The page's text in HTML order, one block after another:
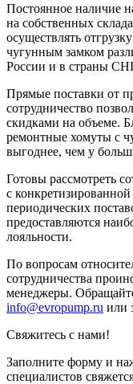
Постоянное наличие
на собственных
осуществлять
чугунным замком
России и в страны
Прямые поставки от
сотрудничество
скидками на объеме.
ремонтные хомуты с
выгоднее, чем у
Готовы рассмотреть
с
периодических
предоставляются
лояльности.
По вопросам
сотрудничества
менеджеры.
info@evropump.ru или
Свяжитесь с нами!
Заполните форму и
специалистов